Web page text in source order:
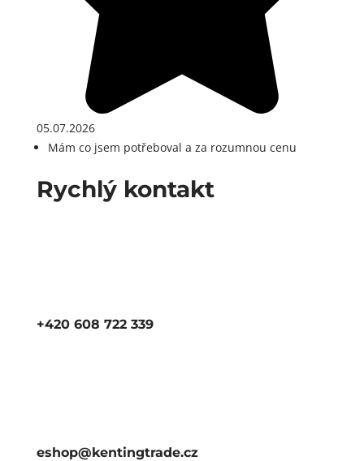
05.07.2026
Mám co jsem potřeboval a za rozumnou cenu
Rychlý kontakt
+420 608 722 339
eshop@kentingtrade.cz